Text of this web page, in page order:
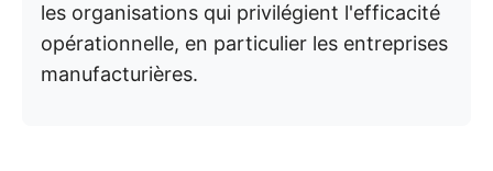
les organisations qui privilégient l'efficacité
opérationnelle, en particulier les entreprises
manufacturières.